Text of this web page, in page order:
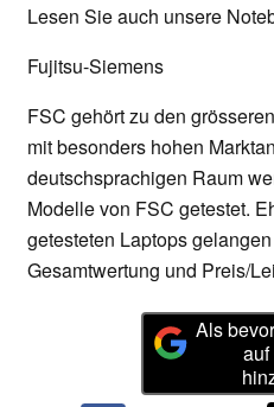
Lesen Sie auch unsere
Fujitsu-Siemens
FSC gehört zu den
mit besonders hohen
deutschsprachigen Raum
Modelle von FSC getestet.
getesteten Laptops
Gesamtwertung und Preis/
Als